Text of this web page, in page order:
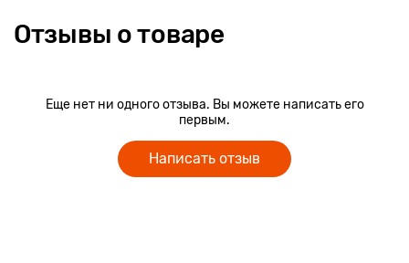
Отзывы о товаре
Еще нет ни одного отзыва. Вы можете написать его
первым.
Написать отзыв